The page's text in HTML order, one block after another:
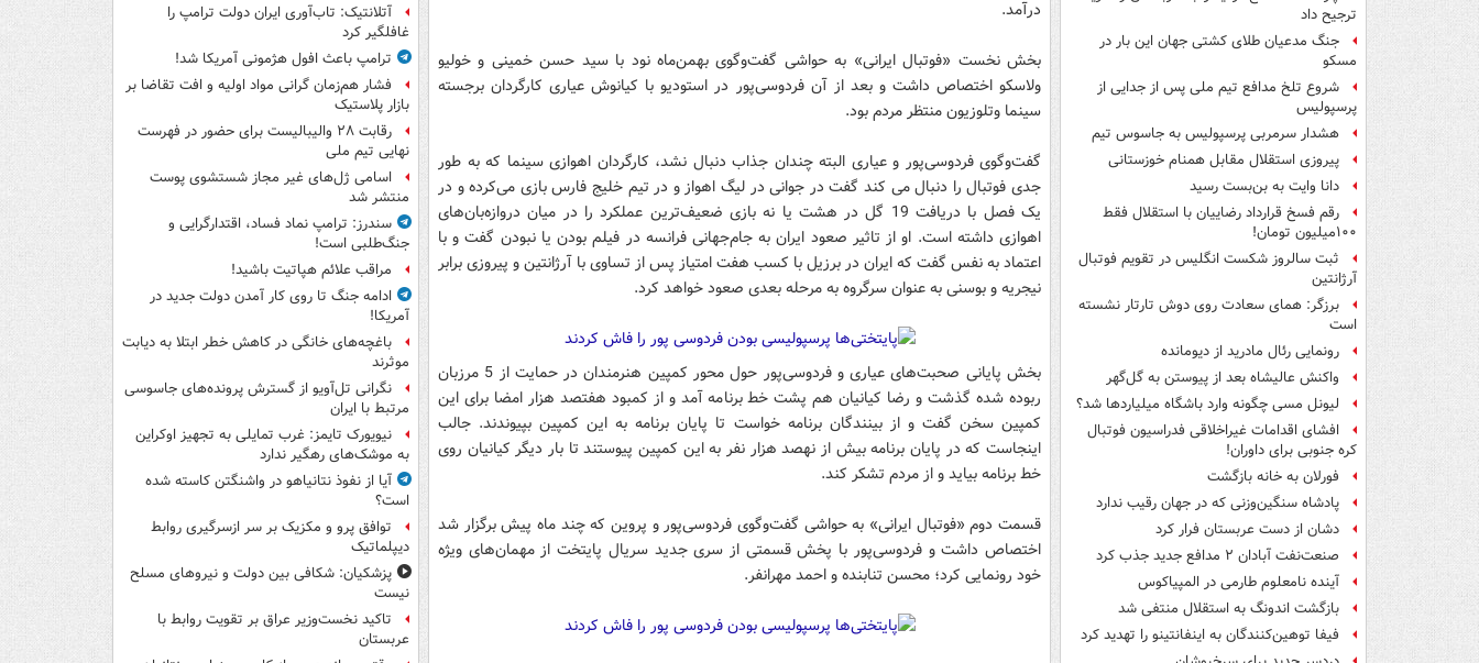
ترجیح داد
جنگ مدعیان طلای کشتی جهان این بار در
مسکو
شروع تلخ مدافع تیم ملی پس از جدایی از
پرسپولیس
هشدار سرمربی پرسپولیس به جاسوس تیم
پیروزی استقلال مقابل همنام خوزستانی
دانا وایت به بن‌بست رسید
رقم فسخ قرارداد رضاییان با استقلال فقط
۱۰۰میلیون تومان!
ثبت سالروز شکست انگلیس در تقویم فوتبال
آرژانتین
برزگر: همای سعادت روی دوش تارتار نشسته
است
رونمایی رئال مادرید از دیومانده
واکنش عالیشاه بعد از پیوستن به گل‌گهر
لیونل مسی چگونه وارد باشگاه میلیاردها شد؟
افشای اقدامات غیراخلاقی فدراسیون فوتبال
کره جنوبی برای داوران!
فورلان به خانه بازگشت
پادشاه سنگین‌وزنی که در جهان رقیب ندارد
دشان از دست عربستان فرار کرد
صنعت‌نفت آبادان ۲ مدافع جدید جذب کرد
آینده نامعلوم طارمی در المپیاکوس
بازگشت اندونگ به استقلال منتفی شد
فیفا توهین‌کنندگان به اینفانتینو را تهدید کرد
درآمد.
بخش نخست «فوتبال ایرانی» به حواشی گفت‌وگوی بهمن‌ماه نود با سید حسن خمینی و خولیو
ولاسکو اختصاص داشت و بعد از آن فردوسی‌پور در استودیو با کیانوش عیاری کارگردان برجسته
سینما وتلوزیون منتظر مردم بود.
گفت‌وگوی فردوسی‌پور و عیاری البته چندان جذاب دنبال نشد، کارگردان اهوازی سینما که به طور
جدی فوتبال را دنبال می کند گفت در جوانی در لیگ اهواز و در تیم خلیج فارس بازی می‌کرده و در
یک فصل با دریافت 19 گل در هشت یا نه بازی ضعیف‌ترین عملکرد را در میان دروازه‌بان‌های
اهوازی داشته است. او از تاثیر صعود ایران به جام‌جهانی فرانسه در فیلم بودن یا نبودن گفت و با
اعتماد به نفس گفت که ایران در برزیل با کسب هفت امتیاز پس از تساوی با آرژانتین و پیروزی برابر
نیجریه و بوسنی به عنوان سرگروه به مرحله بعدی صعود خواهد کرد.
بخش پایانی صحبت‌های عیاری و فردوسی‌پور حول محور کمپین هنرمندان در حمایت از 5 مرزبان‌
ربوده شده گذشت و رضا کیانیان هم پشت خط برنامه آمد و از کمبود هفتصد هزار امضا برای این
کمپین سخن گفت و از بینندگان برنامه خواست تا پایان برنامه به این کمپین بپیوندند. جالب
اینجاست که در پایان برنامه بیش از نهصد هزار نفر به این کمپین پیوستند تا بار دیگر کیانیان روی
خط برنامه بیاید و از مردم تشکر کند.
قسمت دوم «فوتبال ایرانی» به حواشی گفت‌وگوی فردوسی‌پور و پروین که چند ماه پیش برگزار شد
اختصاص داشت و فردوسی‌پور با پخش قسمتی از سری جدید سریال پایتخت از مهمان‌های ویژه
خود رونمایی کرد؛ محسن تنابنده و احمد مهرانفر.
آتلانتیک: تاب‌آوری ایران دولت ترامپ را
غافلگیر کرد
ترامپ باعث افول هژمونی آمریکا شد!
فشار هم‌زمان گرانی مواد اولیه و افت تقاضا بر
بازار پلاستیک
رقابت ۲۸ والیبالیست برای حضور در فهرست
نهایی تیم ملی
اسامی ژل‌های غیر مجاز شستشوی پوست
منتشر شد
سندرز: ترامپ نماد فساد، اقتدارگرایی و
جنگ‌طلبی است!
مراقب علائم هپاتیت باشید!
ادامه جنگ تا روی کار آمدن دولت جدید در
آمریکا!
باغچه‌های خانگی در کاهش خطر ابتلا به دیابت
موثرند
نگرانی تل‌آویو از گسترش پرونده‌های جاسوسی
مرتبط با ایران
نیویورک تایمز: غرب تمایلی به تجهیز اوکراین
به موشک‌های رهگیر ندارد
آیا از نفوذ نتانیاهو در واشنگتن کاسته شده
است؟
توافق پرو و مکزیک بر سر ازسرگیری روابط
دیپلماتیک
پزشکیان: شکافی بین دولت و نیروهای مسلح
نیست
تاکید نخست‌وزیر عراق بر تقویت روابط با
عربستان